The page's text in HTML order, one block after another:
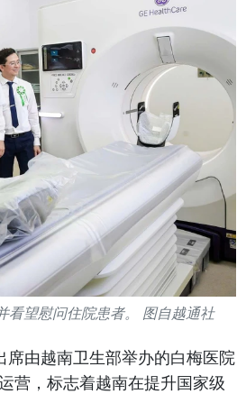
看望慰问住院患者。 图自越通社
由越南卫生部举办的白梅医院
营，标志着越南在提升国家级